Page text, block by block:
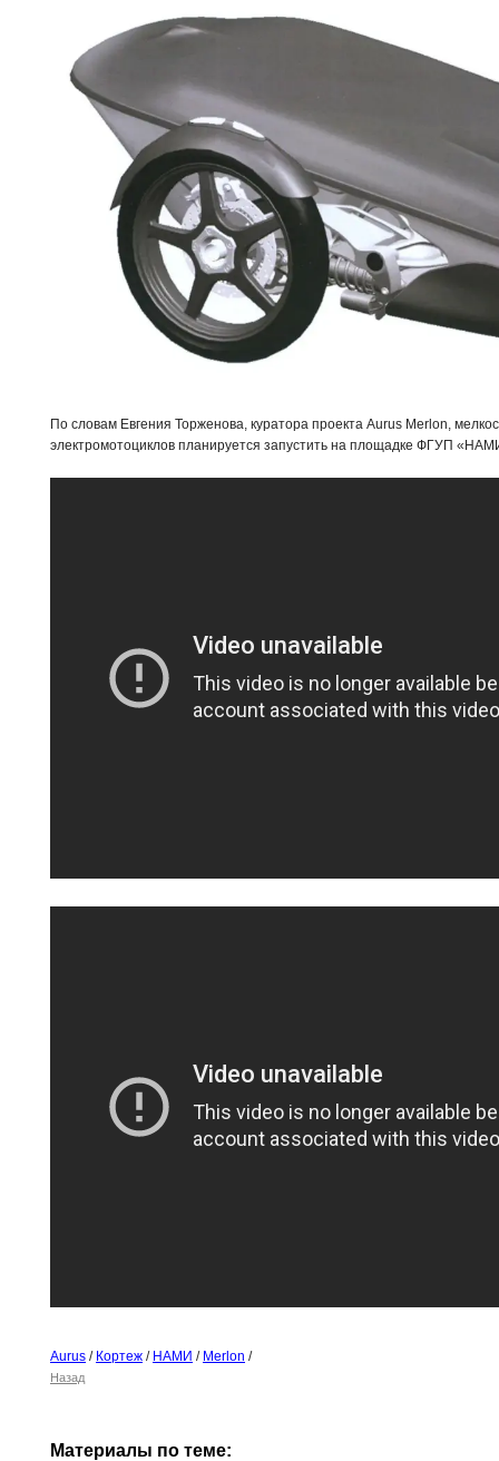
По словам Евгения Торженова, куратора проекта Aurus Merlon,
электромотоциклов планируется запустить на площадке ФГУП
Aurus / Кортеж / НАМИ / Merlon /
Назад
Материалы по теме: